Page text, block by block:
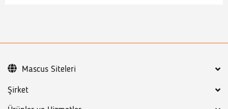
Şirket
Mascus Siteleri